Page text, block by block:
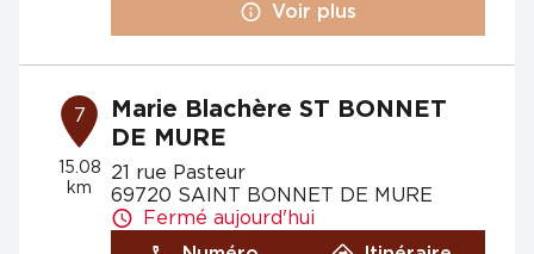
Voir plus
7
15.08
km
Marie Blachère ST BONNET
DE MURE
21 rue Pasteur
69720 SAINT BONNET DE MURE
Fermé aujourd'hui